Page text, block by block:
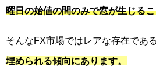
曜日の始値の間のみで窓が生じる
そんなFX市場ではレアな存在である
埋められる傾向にあります。